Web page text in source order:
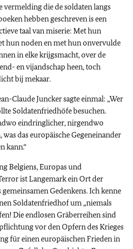
vermelding die de soldaten langs
hebben geschreven is een
taal van miserie: Met hun
hun noden en met hun onvervulde
in elke krijgsmacht, over de
en vijandschap heen, toch
bij mekaar.
Claude Juncker sagte einmal: „Wer
Soldatenfriedhöfe besuchen.
eindringlicher, nirgendwo
das europäische Gegeneinander
kann.“
Belgiens, Europas und
ist Langemark ein Ort der
gemeinsamen Gedenkens. Ich kenne
Soldatenfriedhof um „niemals
Die endlosen Gräberreihen sind
vor den Opfern des Krieges
für einen europäischen Frieden in